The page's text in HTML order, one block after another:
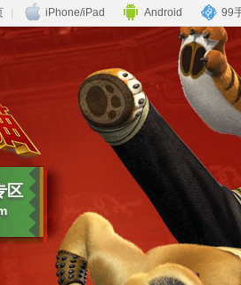
iPhone/iPad Android 99
区